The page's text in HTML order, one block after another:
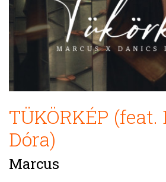
TÜKÖRKÉP (feat.
Dóra)
Marcus